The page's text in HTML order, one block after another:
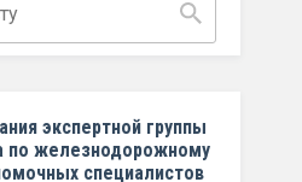
экспертной группы
по железнодорожному
специалистов